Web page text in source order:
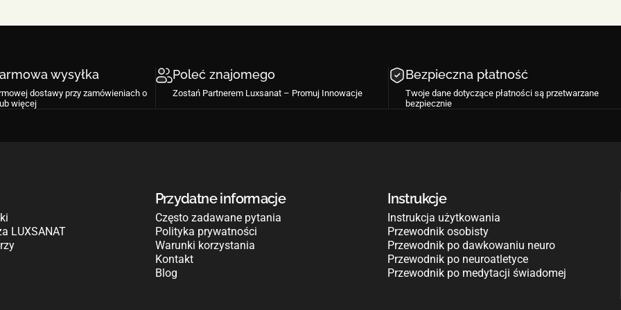
wysyłka
dostawy przy zamówieniach o
więcej
Poleć znajomego
Zostań Partnerem Luxsanat – Promuj Innowacje
Bezpieczna płatność
Twoje dane dotyczące płatności są przetwarzane
bezpiecznie
LUXSANAT
Przydatne informacje
Często zadawane pytania
Polityka prywatności
Warunki korzystania
Kontakt
Blog
Instrukcje
Instrukcja użytkowania
Przewodnik osobisty
Przewodnik po dawkowaniu neuro
Przewodnik po neuroatletyce
Przewodnik po medytacji świadomej